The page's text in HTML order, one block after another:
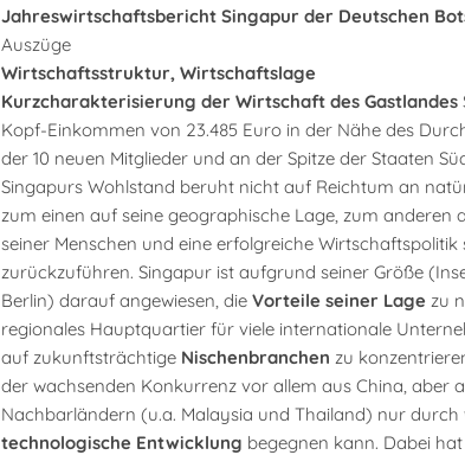
Jahreswirtschaftsbericht Singapur der Deutschen
Auszüge
Wirtschaftsstruktur, Wirtschaftslage
Kurzcharakterisierung der Wirtschaft des Gastlandes
Kopf-Einkommen von 23.485 Euro in der Nähe des
der 10 neuen Mitglieder und an der Spitze der Staaten
Singapurs Wohlstand beruht nicht auf Reichtum an
zum einen auf seine geographische Lage, zum anderen
seiner Menschen und eine erfolgreiche Wirtschaftspolitik
zurückzuführen. Singapur ist aufgrund seiner Größe
Berlin) darauf angewiesen, die Vorteile seiner Lage zu
regionales Hauptquartier für viele internationale
auf zukunftsträchtige Nischenbranchen zu
der wachsenden Konkurrenz vor allem aus China, aber
Nachbarländern (u.a. Malaysia und Thailand) nur durch
technologische Entwicklung begegnen kann. Dabei